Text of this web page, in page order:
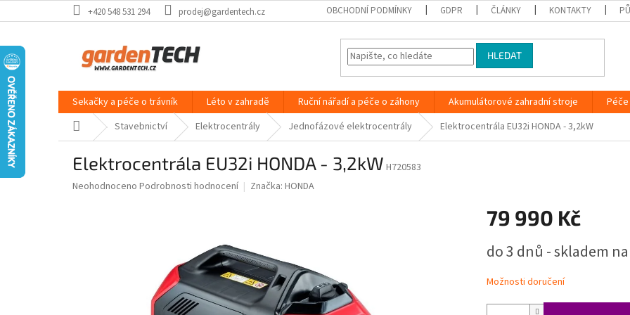
na
+420 548 531 294 prodej@gardentech.cz OBCHODNÍ PODMÍNKY GDPR ČLÁNKY KONTAKTY
HLEDAT
Sekačky a péče o trávník Léto v zahradě Ruční nářadí a péče o záhony Akumulátorové zahradní stroje
Domů Stavebnictví Elektrocentrály Jednofázové elektrocentrály Elektrocentrála EU32i HONDA - 3,2kW
Elektrocentrála EU32i HONDA - 3,2kW H720583
Průměrné
Neohodnoceno Podrobnosti hodnocení Značka: HONDA
79 990 Kč
cena:
do 3 dnů - skladem
Možnosti doručení